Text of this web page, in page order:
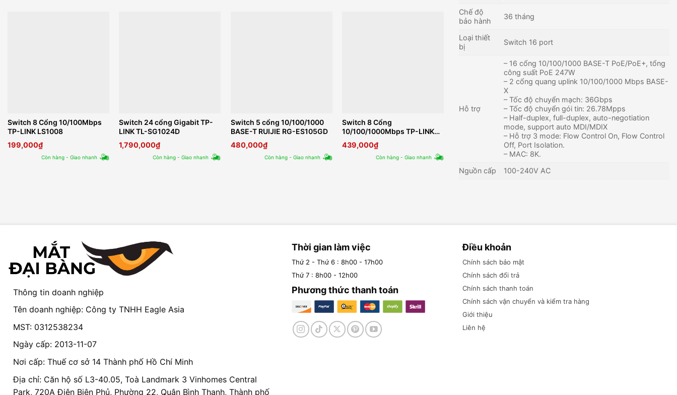
Switch 8 Cổng 10/100Mbps
TP-LINK LS1008
199,000₫
Còn hàng - Giao nhanh
Switch 24 cổng Gigabit TP-
LINK TL-SG1024D
1,790,000₫
Còn hàng - Giao nhanh
Switch 5 cổng 10/100/1000
BASE-T RUIJIE RG-ES105GD
480,000₫
Còn hàng - Giao nhanh
Switch 8 Cổng
10/100/1000Mbps TP-LINK
LS108G
439,000₫
Còn hàng - Giao nhanh
Layer 2 Smart Managed
10/100/1000BASE-T
Còn hàng - Giao nhanh
Unmanaged switch 8 cổng
RUIJIE RG-ES08G-L
Chế độ
bảo hành
36 tháng
Loại thiết
bị
Switch 16 port
Hỗ trợ
– 16 cổng 10/100/1000 BASE-T PoE/PoE+, tổng
công suất PoE 247W
– 2 cổng quang uplink 10/100/1000 Mbps BASE-
X
– Tốc độ chuyển mạch: 36Gbps
– Tốc độ chuyển gói tin: 26.78Mpps
– Half-duplex, full-duplex, auto-negotiation
mode, support auto MDI/MDIX
– Hỗ trợ 3 mode: Flow Control On, Flow Control
Off, Port Isolation.
– MAC: 8K.
Nguồn cấp
100-240V AC
Thông tin doanh nghiệp
Tên doanh nghiệp: Công ty TNHH Eagle Asia
MST: 0312538234
Ngày cấp: 2013-11-07
Nơi cấp: Thuế cơ sở 14 Thành phố Hồ Chí Minh
Địa chỉ: Căn hộ số L3-40.05, Toà Landmark 3 Vinhomes Central
Park, 720A Điện Biên Phủ, Phường 22, Quận Bình Thạnh, Thành phố
Thời gian làm việc
Thứ 2 - Thứ 6 : 8h00 - 17h00
Thứ 7 : 8h00 - 12h00
Phương thức thanh toán
Điều khoản
Chính sách bảo mật
Chính sách đổi trả
Chính sách thanh toán
Chính sách vận chuyển và kiểm tra hàng
Giới thiệu
Liên hệ